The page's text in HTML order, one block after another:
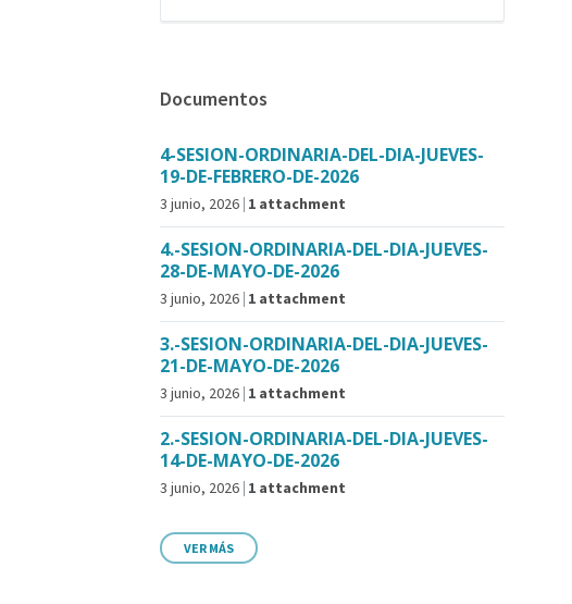
Documentos
4-SESION-ORDINARIA-DEL-DIA-JUEVES-
19-DE-FEBRERO-DE-2026
3 junio, 2026 1 attachment
4.-SESION-ORDINARIA-DEL-DIA-JUEVES-
28-DE-MAYO-DE-2026
3 junio, 2026 1 attachment
3.-SESION-ORDINARIA-DEL-DIA-JUEVES-
21-DE-MAYO-DE-2026
3 junio, 2026 1 attachment
2.-SESION-ORDINARIA-DEL-DIA-JUEVES-
14-DE-MAYO-DE-2026
3 junio, 2026 1 attachment
VER MÁS